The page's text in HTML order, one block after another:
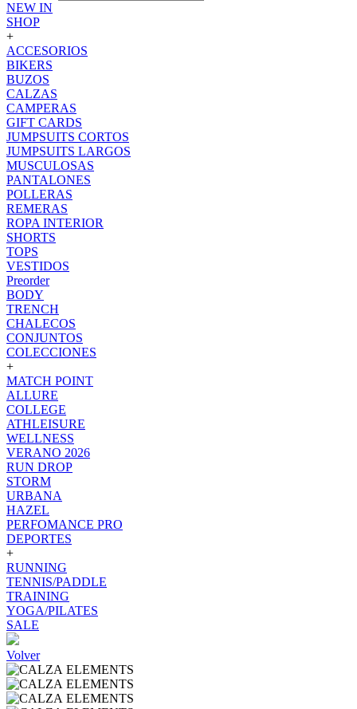
NEW IN
SHOP
+
ACCESORIOS
BIKERS
BUZOS
CALZAS
CAMPERAS
GIFT CARDS
JUMPSUITS CORTOS
JUMPSUITS LARGOS
MUSCULOSAS
PANTALONES
POLLERAS
REMERAS
ROPA INTERIOR
SHORTS
TOPS
VESTIDOS
Preorder
BODY
TRENCH
CHALECOS
CONJUNTOS
COLECCIONES
+
MATCH POINT
ALLURE
COLLEGE
ATHLEISURE
WELLNESS
VERANO 2026
RUN DROP
STORM
URBANA
HAZEL
PERFOMANCE PRO
DEPORTES
+
RUNNING
TENNIS/PADDLE
TRAINING
YOGA/PILATES
SALE
Volver